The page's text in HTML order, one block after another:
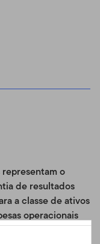
o
de resultados
a classe de ativos
operacionais
das distribuições.